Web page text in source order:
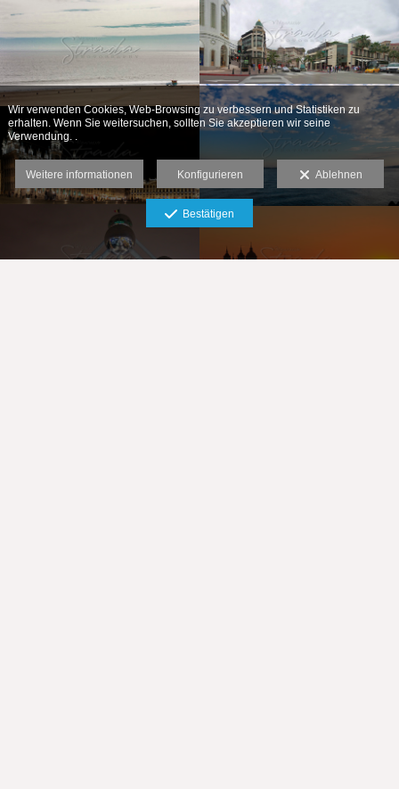
Wir verwenden Cookies, Web-Browsing zu verbessern und Statistiken zu
erhalten. Wenn Sie weitersuchen, sollten Sie akzeptieren wir seine
Verwendung. .
Weitere informationen Konfigurieren Ablehnen
Bestätigen